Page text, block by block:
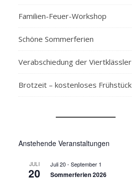
Familien-Feuer-Workshop
Schöne Sommerferien
Verabschiedung der Viertklässler
Brotzeit – kostenloses Frühstück
Anstehende Veranstaltungen
JULI
20
Juli 20- September 1
Sommerferien 2026